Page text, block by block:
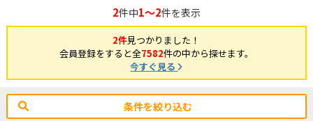
2件中1～2件を表示
2件見つかりました！
会員登録をすると全7582件の中から探せます。
今すぐ見る
条件を絞り込む